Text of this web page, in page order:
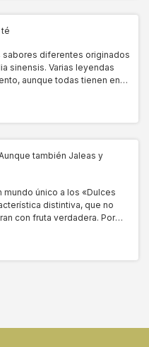
sabores diferentes originados
sinensis. Varias leyendas
aunque todas tienen en
también Jaleas y
único a los «Dulces
distintiva, que no
con fruta verdadera. Por